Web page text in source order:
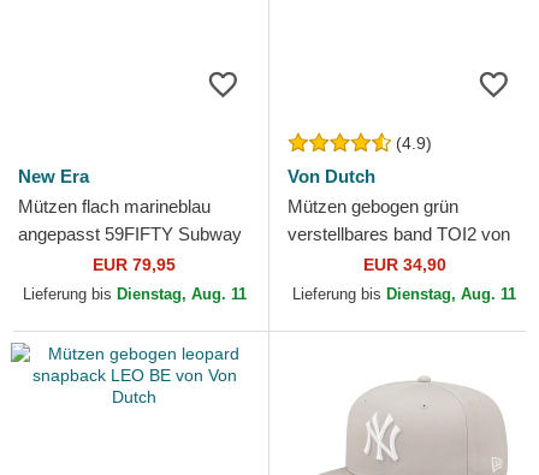
New Era
Mützen flach marineblau
angepasst 59FIFTY Subway
Series der New York
Yankees MLB von New Era
EUR 79,95
Lieferung bis Dienstag, Aug. 11
(4.9)
Von Dutch
Mützen gebogen grün
verstellbares band TOI2 von
Von DutchEUR 34,90
Lieferung bis Dienstag, Aug. 11